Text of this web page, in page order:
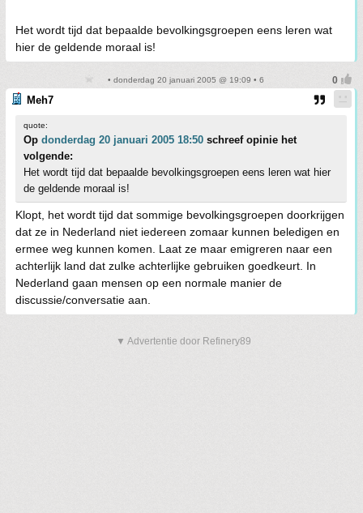
Het wordt tijd dat bepaalde bevolkingsgroepen eens leren wat
hier de geldende moraal is!
• donderdag 20 januari 2005 @ 19:09 • 6
Meh7
quote:
Op donderdag 20 januari 2005 18:50 schreef opinie het
volgende:
Het wordt tijd dat bepaalde bevolkingsgroepen eens leren wat hier
de geldende moraal is!
Klopt, het wordt tijd dat sommige bevolkingsgroepen doorkrijgen
dat ze in Nederland niet iedereen zomaar kunnen beledigen en
ermee weg kunnen komen. Laat ze maar emigreren naar een
achterlijk land dat zulke achterlijke gebruiken goedkeurt. In
Nederland gaan mensen op een normale manier de
discussie/conversatie aan.
▼ Advertentie door Refinery89